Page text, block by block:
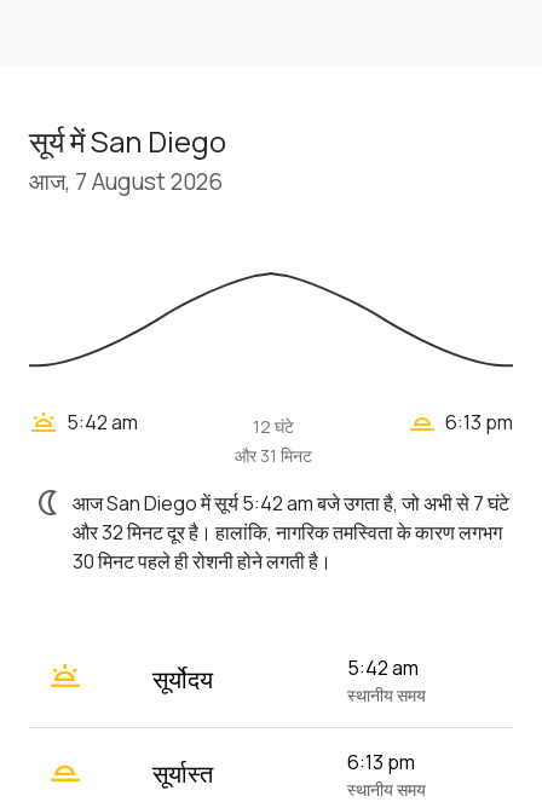
सूर्य में San Diego
आज, 7 August 2026
wb_twilight 5:42 am
12 घंटे
और 31 मिनट
wb_twilight_2 6:13 pm
nightlight आज San Diego में सूर्य 5:42 am बजे उगता है, जो अभी से 7 घंटे
और 32 मिनट दूर है। हालांकि, नागरिक तमस्विता के कारण लगभग
30 मिनट पहले ही रोशनी होने लगती है।
wb_twilight सूर्योदय 5:42 am
स्थानीय समय
wb_twilight_2 सूर्यास्त 6:13 pm
स्थानीय समय